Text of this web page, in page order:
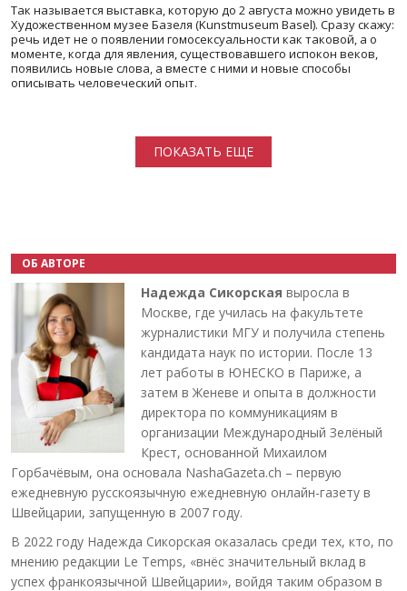
Так называется выставка, которую до 2 августа можно увидеть в
Художественном музее Базеля (Kunstmuseum Basel). Сразу скажу:
речь идет не о появлении гомосексуальности как таковой, а о
моменте, когда для явления, существовавшего испокон веков,
появились новые слова, а вместе с ними и новые способы
описывать человеческий опыт.
ПОКАЗАТЬ ЕЩЕ
ОБ АВТОРЕ
Надежда Сикорская выросла в
Москве, где училась на факультете
журналистики МГУ и получила степень
кандидата наук по истории. После 13
лет работы в ЮНЕСКО в Париже, а
затем в Женеве и опыта в должности
директора по коммуникациям в
организации Международный Зелёный
Крест, основанной Михаилом
Горбачёвым, она основала NashaGazeta.ch – первую
ежедневную русскоязычную ежедневную онлайн-газету в
Швейцарии, запущенную в 2007 году.
В 2022 году Надежда Сикорская оказалась среди тех, кто, по
мнению редакции Le Temps, «внёс значительный вклад в
успех франкоязычной Швейцарии», войдя таким образом в